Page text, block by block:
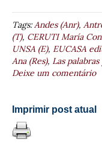
Tags:Andes (Anr),
(T), CERUTI María
UNSA (E), EUCASA
Ana (Res), Las
Deixe um comentário
Imprimir post atual